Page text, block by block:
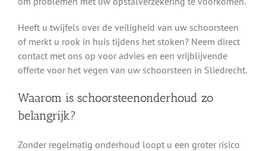
Heeft u twijfels over de veiligheid van uw schoorsteen
of merkt u rook in huis tijdens het stoken? Neem direct
contact met ons op voor advies en een vrijblijvende
offerte voor het vegen van uw schoorsteen in Sliedrecht.
Waarom is schoorsteenonderhoud zo
belangrijk?
Zonder regelmatig onderhoud loopt u een groter risico